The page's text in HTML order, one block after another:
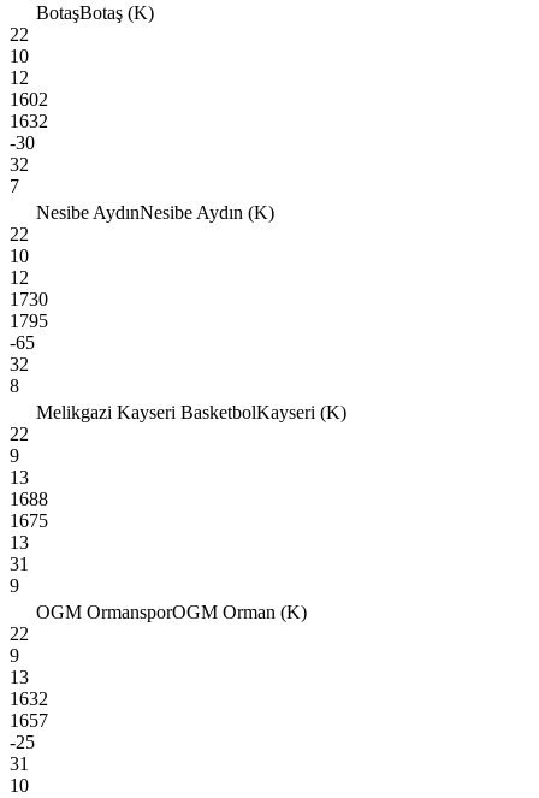
BotaşBotaş (K)
22
10
12
1602
1632
-30
32
7
Nesibe AydınNesibe Aydın (K)
22
10
12
1730
1795
-65
32
8
Melikgazi Kayseri BasketbolKayseri (K)
22
9
13
1688
1675
13
31
9
OGM OrmansporOGM Orman (K)
22
9
13
1632
1657
-25
31
10